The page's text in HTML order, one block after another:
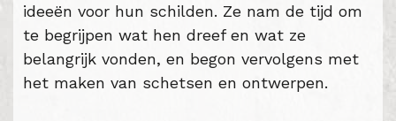
ideeën voor hun schilden. Ze nam de tijd om
te begrijpen wat hen dreef en wat ze
belangrijk vonden, en begon vervolgens met
het maken van schetsen en ontwerpen.